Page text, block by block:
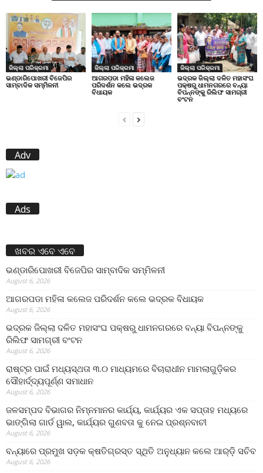
ଜିଲ୍ଲା ପରିକ୍ରମା
ଭଣ୍ଡାରିପୋଖରୀ ବିଜେପିର
ସାମ୍ବାଦିକ ସମ୍ମିଳନୀ
ଜିଲ୍ଲା ପରିକ୍ରମା
ଆଗରପଡା ମହିଳା କଲେଜ
ପରିଦର୍ଶନ କଲେ ଭଦ୍ରକ
ବିଧାୟକ
ଜିଲ୍ଲା ପରିକ୍ରମା
ଭଦ୍ରକ ଜିଲ୍ଲା ଦଳିତ ମହାସଂଘ
ପକ୍ଷରୁ ଧାମନଗରରେ ବନ୍ୟା
ବିପନ୍ନଙ୍କୁ ରିଲିଫ ସାମଗ୍ରୀ
ବଂଟନ
Adv
Ads
ଖବର ଏବେ ଏବେ
ଭଣ୍ଡାରିପୋଖରୀ ବିଜେପିର ସାମ୍ବାଦିକ ସମ୍ମିଳନୀ
August 6, 2026
ଆଗରପଡା ମହିଳା କଲେଜ ପରିଦର୍ଶନ କଲେ ଭଦ୍ରକ ବିଧାୟକ
August 6, 2026
ଭଦ୍ରକ ଜିଲ୍ଲା ଦଳିତ ମହାସଂଘ ପକ୍ଷରୁ ଧାମନଗରରେ ବନ୍ୟା ବିପନ୍ନଙ୍କୁ
ରିଲିଫ ସାମଗ୍ରୀ ବଂଟନ
August 6, 2026
ରାଷ୍ଟ୍ର ପାଇଁ ମଧ୍ୟସ୍ଥତା ୩.୦ ମାଧ୍ୟମରେ ବିଚାରାଧୀନ ମାମଲାଗୁଡ଼ିକର
ସୌହାର୍ଦ୍ଦ୍ୟପୂର୍ଣ୍ଣ ସମାଧାନ
August 6, 2026
ଜଳସମ୍ପଦ ବିଭାଗର ନିମ୍ନମାନର କାର୍ଯ୍ୟ, କାର୍ଯ୍ୟର ଏକ ସପ୍ତାହ ମଧ୍ୟରେ
ଭାଙ୍ଗିଲା ଗାର୍ଡ ୱାଲ, କାର୍ଯ୍ୟର ଗୁଣବତା କୁ ନେଇ ପ୍ରଶ୍ନବାଚୀ
August 6, 2026
ବନ୍ୟାରେ ପ୍ରମୁଖ ସଡ଼କ କ୍ଷତିଗ୍ରସ୍ତ ସ୍ଥିତି ଅନୁଧ୍ୟାନ କଲେ ଆର୍‌ଡ଼ି ସଚିବ
August 6, 2026